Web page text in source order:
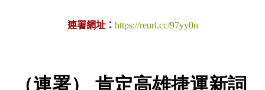
連署網址： https://reurl.cc/97yy0n